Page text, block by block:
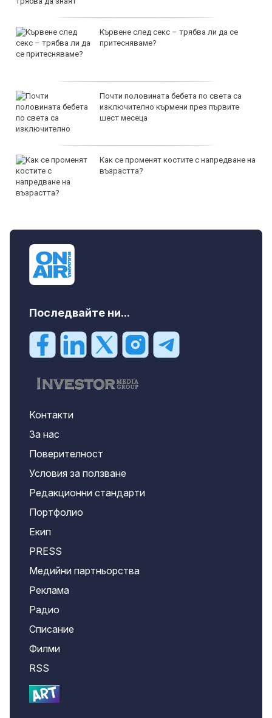
Кървене след секс – трябва ли да се
притесняваме?
Почти половината бебета по света са
изключително кърмени през първите
шест месеца
Как се променят костите с напредване на
възрастта?
Последвайте ни...
Контакти
За нас
Поверителност
Условия за ползване
Редакционни стандарти
Портфолио
Екип
PRESS
Медийни партньорства
Реклама
Радио
Списание
Филми
RSS